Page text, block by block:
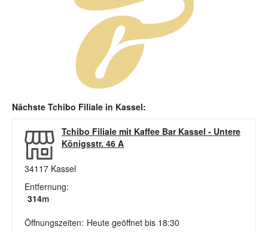
Nächste Tchibo Filiale in Kassel:
Tchibo Filiale mit Kaffee Bar Kassel - Untere
Königsstr. 46 A
34117 Kassel
Entfernung:
314m
Öffnungszeiten: Heute geöffnet bis 18:30